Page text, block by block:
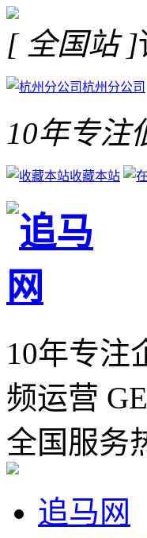
[ 全国站 ]
杭州分公司
10年专注
收藏本站
10年专注
频运营
全国服务
追马网